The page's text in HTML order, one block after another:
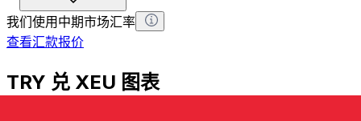
我们使用中期市场汇率
查看汇款报价
TRY 兑 XEU 图表